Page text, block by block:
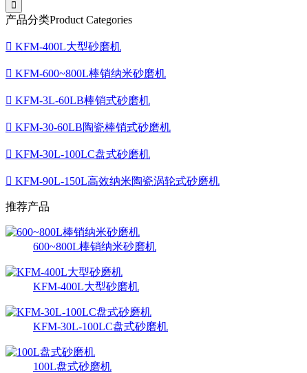
产品分类Product Categories
 KFM-400L大型砂磨机
 KFM-600~800L棒销纳米砂磨机
 KFM-3L-60LB棒销式砂磨机
 KFM-30-60LB陶瓷棒销式砂磨机
 KFM-30L-100LC盘式砂磨机
 KFM-90L-150L高效纳米陶瓷涡轮式砂磨机
推荐产品
600~800L棒销纳米砂磨机
KFM-400L大型砂磨机
KFM-30L-100LC盘式砂磨机
100L盘式砂磨机